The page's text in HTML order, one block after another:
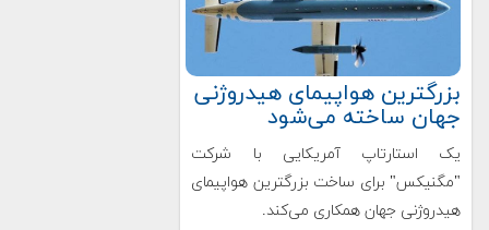
بزرگترین هواپیمای هیدروژنی
جهان ساخته می‌شود
یک استارتاپ آمریکایی با شرکت
"مگنیکس" برای ساخت بزرگترین هواپیمای
هیدروژنی جهان همکاری می‌کند.